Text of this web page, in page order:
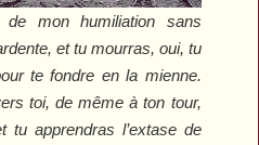
mon humiliation sans
et tu mourras, oui, tu
te fondre en la mienne.
toi, de même à ton tour,
tu apprendras l’extase de